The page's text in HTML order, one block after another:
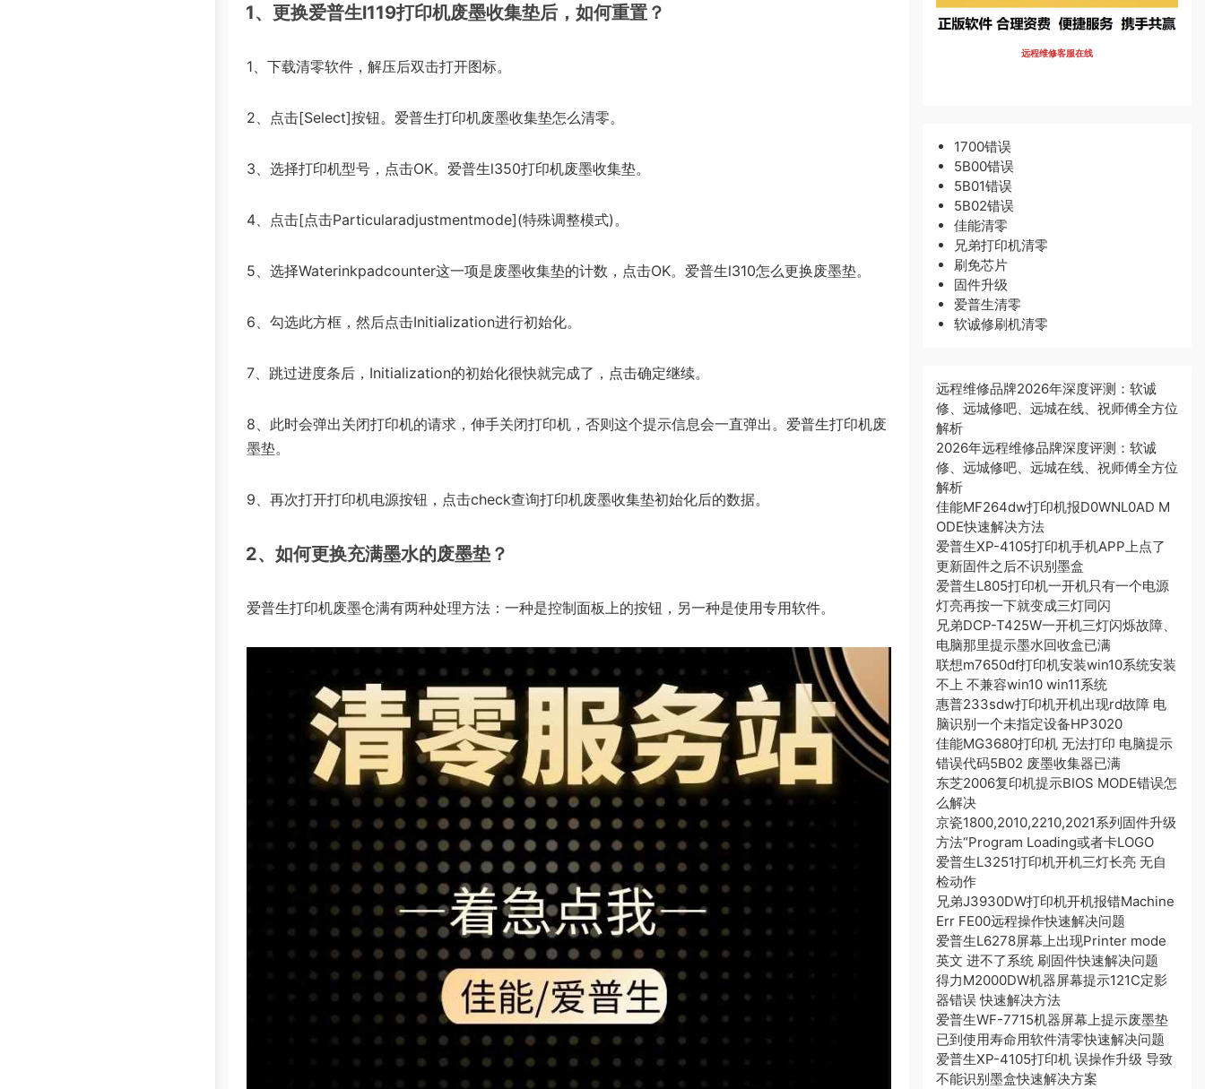
1、更换爱普生l119打印机废墨收集垫后，如何重置？
1、下载清零软件，解压后双击打开图标。
2、点击[Select]按钮。爱普生打印机废墨收集垫怎么清零。
3、选择打印机型号，点击OK。爱普生l350打印机废墨收集垫。
4、点击[点击Particularadjustmentmode](特殊调整模式)。
5、选择Waterinkpadcounter这一项是废墨收集垫的计数，点击OK。爱普生l310怎么更换废墨垫。
6、勾选此方框，然后点击Initialization进行初始化。
7、跳过进度条后，Initialization的初始化很快就完成了，点击确定继续。
8、此时会弹出关闭打印机的请求，伸手关闭打印机，否则这个提示信息会一直弹出。爱普生打印机废
墨垫。
9、再次打开打印机电源按钮，点击check查询打印机废墨收集垫初始化后的数据。
2、如何更换充满墨水的废墨垫？
爱普生打印机废墨仓满有两种处理方法：一种是控制面板上的按钮，另一种是使用专用软件。
远程维修客服在线
1700错误
5B00错误
5B01错误
5B02错误
佳能清零
兄弟打印机清零
刷免芯片
固件升级
爱普生清零
软诚修刷机清零
远程维修品牌2026年深度评测：软诚
修、远城修吧、远城在线、祝师傅全方位
解析
2026年远程维修品牌深度评测：软诚
修、远城修吧、远城在线、祝师傅全方位
解析
佳能MF264dw打印机报D0WNL0AD M
ODE快速解决方法
爱普生XP-4105打印机手机APP上点了
更新固件之后不识别墨盒
爱普生L805打印机一开机只有一个电源
灯亮再按一下就变成三灯同闪
兄弟DCP-T425W一开机三灯闪烁故障、
电脑那里提示墨水回收盒已满
联想m7650df打印机安装win10系统安装
不上 不兼容win10 win11系统
惠普233sdw打印机开机出现rd故障 电
脑识别一个未指定设备HP3020
佳能MG3680打印机 无法打印 电脑提示
错误代码5B02 废墨收集器已满
东芝2006复印机提示BIOS MODE错误怎
么解决
京瓷1800,2010,2210,2021系列固件升级
方法“Program Loading或者卡LOGO
爱普生L3251打印机开机三灯长亮 无自
检动作
兄弟J3930DW打印机开机报错Machine
Err FE00远程操作快速解决问题
爱普生L6278屏幕上出现Printer mode
英文 进不了系统 刷固件快速解决问题
得力M2000DW机器屏幕提示121C定影
器错误 快速解决方法
爱普生WF-7715机器屏幕上提示废墨垫
已到使用寿命用软件清零快速解决问题
爱普生XP-4105打印机 误操作升级 导致
不能识别墨盒快速解决方案